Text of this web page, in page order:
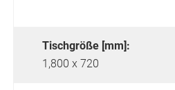
Tischgröße [mm]:
1,800 x 720